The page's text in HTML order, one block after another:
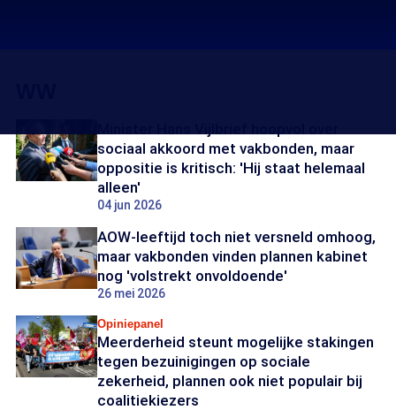
sociaal akkoord met vakbonden, maar
oppositie is kritisch: 'Hij staat helemaal
alleen'
04 jun 2026
AOW-leeftijd toch niet versneld omhoog,
maar vakbonden vinden plannen kabinet
nog 'volstrekt onvoldoende'
26 mei 2026
Opiniepanel
Meerderheid steunt mogelijke stakingen
tegen bezuinigingen op sociale
zekerheid, plannen ook niet populair bij
coalitiekiezers